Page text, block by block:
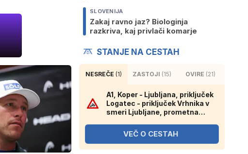
SLOVENIJA
Zakaj ravno jaz? Biologinja
razkriva, kaj privlači komarje
STANJE NA CESTAH
NESREČE (1) ZASTOJI (15) OVIRE (21)
A1, Koper - Ljubljana, priključek
Logatec - priključek Vrhnika v
smeri Ljubljane, prometna
VEČ O CESTAH